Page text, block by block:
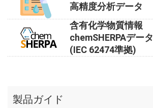
高精度分析データ
含有化学物質情報
chemSHERPAデータ
(IEC 62474準拠)
製品ガイド